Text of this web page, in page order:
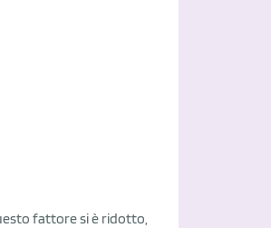
fattore si è ridotto,